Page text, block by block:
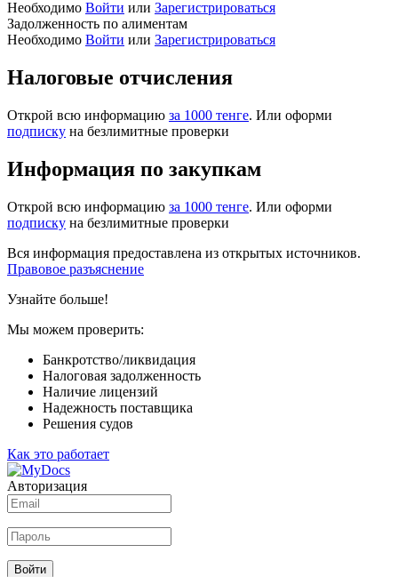
Необходимо Войти или Зарегистрироваться
Задолженность по алиментам
Необходимо Войти или Зарегистрироваться
Налоговые отчисления
Открой всю информацию за 1000 тенге. Или оформи
подписку на безлимитные проверки
Информация по закупкам
Открой всю информацию за 1000 тенге. Или оформи
подписку на безлимитные проверки
Вся информация предоставлена из открытых источников.
Правовое разъяснение
Узнайте больше!
Мы можем проверить:
Банкротство/ликвидация
Налоговая задолженность
Наличие лицензий
Надежность поставщика
Решения судов
Как это работает
Авторизация
Войти